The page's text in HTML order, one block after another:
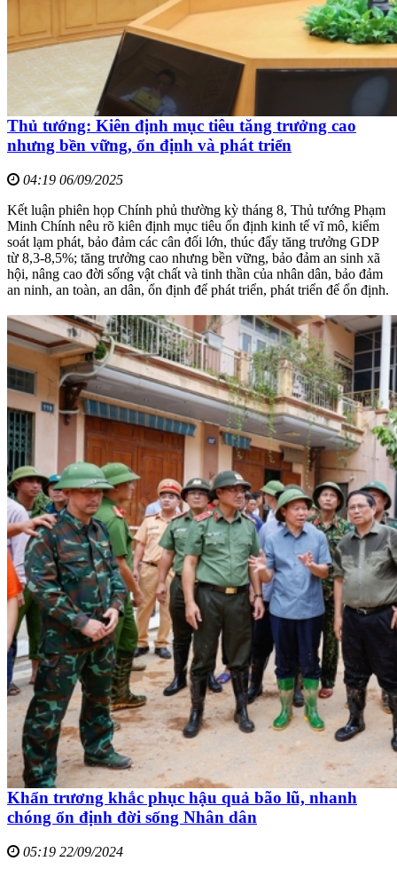
Thủ tướng: Kiên định mục tiêu tăng trưởng cao
nhưng bền vững, ổn định và phát triển
04:19 06/09/2025
Kết luận phiên họp Chính phủ thường kỳ tháng 8, Thủ tướng Phạm
Minh Chính nêu rõ kiên định mục tiêu ổn định kinh tế vĩ mô, kiểm
soát lạm phát, bảo đảm các cân đối lớn, thúc đẩy tăng trưởng GDP
từ 8,3-8,5%; tăng trưởng cao nhưng bền vững, bảo đảm an sinh xã
hội, nâng cao đời sống vật chất và tinh thần của nhân dân, bảo đảm
an ninh, an toàn, an dân, ổn định để phát triển, phát triển để ổn định.
Khẩn trương khắc phục hậu quả bão lũ, nhanh
chóng ổn định đời sống Nhân dân
05:19 22/09/2024